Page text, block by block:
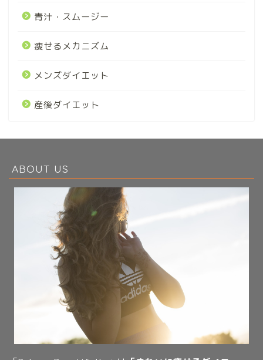
青汁・スムージー
痩せるメカニズム
メンズダイエット
産後ダイエット
ABOUT US